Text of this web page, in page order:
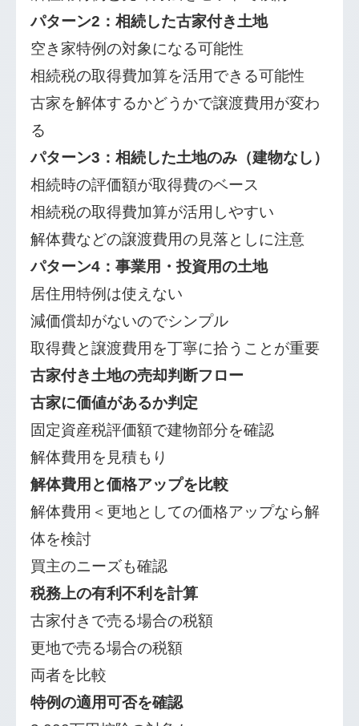
パターン2：相続した古家付き土地
空き家特例の対象になる可能性
相続税の取得費加算を活用できる可能性
古家を解体するかどうかで譲渡費用が変わ
る
パターン3：相続した土地のみ（建物なし）
相続時の評価額が取得費のベース
相続税の取得費加算が活用しやすい
解体費などの譲渡費用の見落としに注意
パターン4：事業用・投資用の土地
居住用特例は使えない
減価償却がないのでシンプル
取得費と譲渡費用を丁寧に拾うことが重要
古家付き土地の売却判断フロー
古家に価値があるか判定
固定資産税評価額で建物部分を確認
解体費用を見積もり
解体費用と価格アップを比較
解体費用＜更地としての価格アップなら解
体を検討
買主のニーズも確認
税務上の有利不利を計算
古家付きで売る場合の税額
更地で売る場合の税額
両者を比較
特例の適用可否を確認